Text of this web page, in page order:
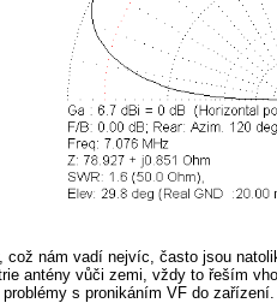
nám vadí nejvíc, často jsou
antény vůči zemi, vždy to řeším
s pronikáním VF do